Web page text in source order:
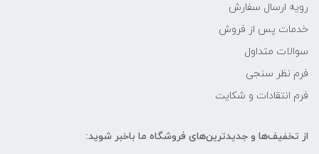
رویه ارسال سفارش
خدمات پس از فروش
سوالات متداول
فرم نظر سنجی
فرم انتقادات و شکایت
از تخفیف‌ها و جدیدترین‌های فروشگاه ما باخبر شوید: